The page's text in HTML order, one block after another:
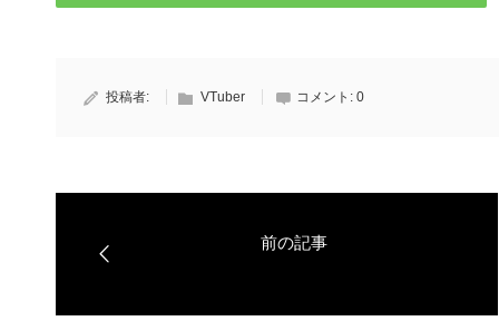
投稿者: VTuber コメント: 0